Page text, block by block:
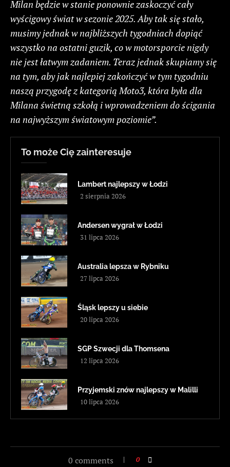
Milan będzie w stanie ponownie zaskoczyć cały
wyścigowy świat w sezonie 2025. Aby tak się stało,
musimy jednak w najbliższych tygodniach dopiąć
wszystko na ostatni guzik, co w motorsporcie nigdy
nie jest łatwym zadaniem. Teraz jednak skupiamy się
na tym, aby jak najlepiej zakończyć w tym tygodniu
naszą przygodę z kategorią Moto3, która była dla
Milana świetną szkołą i wprowadzeniem do ścigania
na najwyższym światowym poziomie”.
To może Cię zainteresuje
Lambert najlepszy w Łodzi
2 sierpnia 2026
Andersen wygrał w Łodzi
31 lipca 2026
Australia lepsza w Rybniku
27 lipca 2026
Śląsk lepszy u siebie
20 lipca 2026
SGP Szwecji dla Thomsena
12 lipca 2026
Przyjemski znów najlepszy w Malilli
10 lipca 2026
0 comments 0